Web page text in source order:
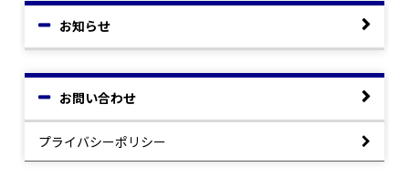
お知らせ
お問い合わせ
プライバシーポリシー